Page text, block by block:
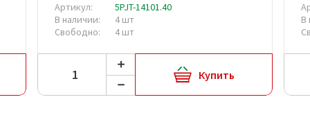
Артикул:
5PJT-14101.40
В наличии:
4 шт
Свободно:
4 шт
Купить
В